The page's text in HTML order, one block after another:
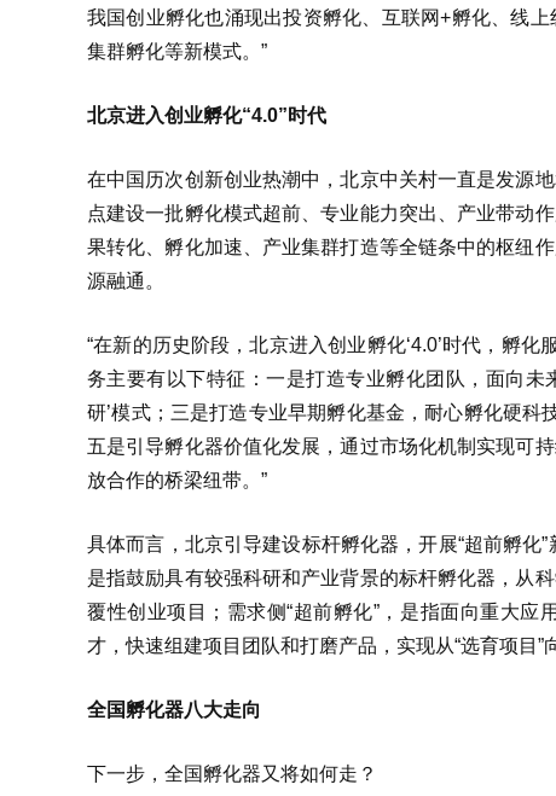
我国创业孵化也涌现出投资孵化、互联网+孵化、线
集群孵化等新模式。”
北京进入创业孵化“4.0”时代
在中国历次创新创业热潮中，北京中关村一直是发源
点建设一批孵化模式超前、专业能力突出、产业带动
果转化、孵化加速、产业集群打造等全链条中的枢纽
源融通。
“在新的历史阶段，北京进入创业孵化‘4.0’时代，孵
务主要有以下特征：一是打造专业孵化团队，面向未
研’模式；三是打造专业早期孵化基金，耐心孵化硬科
五是引导孵化器价值化发展，通过市场化机制实现可
放合作的桥梁纽带。”
具体而言，北京引导建设标杆孵化器，开展“超前孵化
是指鼓励具有较强科研和产业背景的标杆孵化器，从
覆性创业项目；需求侧“超前孵化”，是指面向重大
才，快速组建项目团队和打磨产品，实现从“选育项目”
全国孵化器八大走向
下一步，全国孵化器又将如何走？